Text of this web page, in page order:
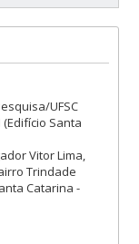
UFSC
Santa
Vitor Lima,
Trindade
Catarina -